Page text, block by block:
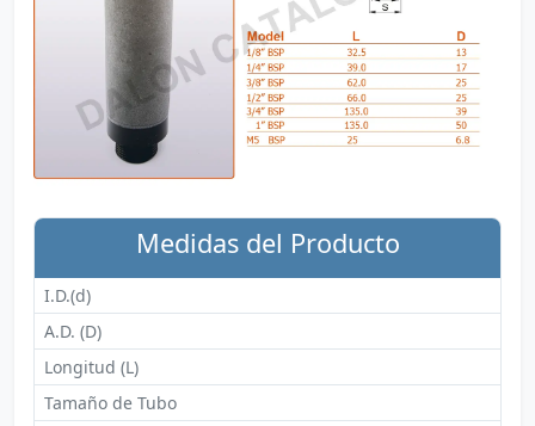
Medidas del Producto
I.D.(d)
A.D. (D)
Longitud (L)
Tamaño de Tubo